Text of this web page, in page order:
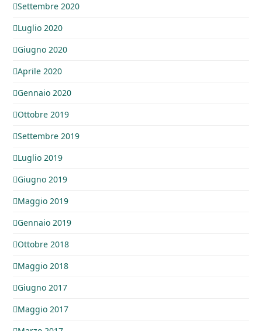
Settembre 2020
Luglio 2020
Giugno 2020
Aprile 2020
Gennaio 2020
Ottobre 2019
Settembre 2019
Luglio 2019
Giugno 2019
Maggio 2019
Gennaio 2019
Ottobre 2018
Maggio 2018
Giugno 2017
Maggio 2017